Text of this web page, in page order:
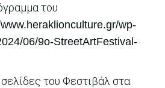
του
wp-
06/9o-StreetArtFestival-
του Φεστιβάλ στα